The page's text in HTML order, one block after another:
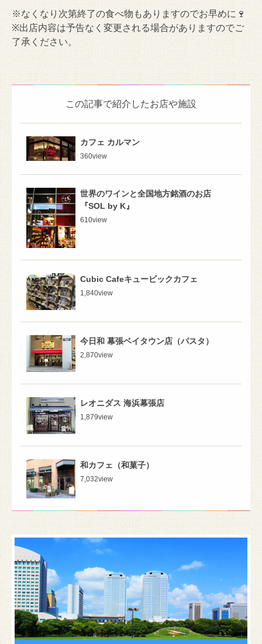
※なくなり次第終了の食べ物もありますのでお早めに🍷
※出店内容は予告なく変更される場合がありますのでご
了承ください。
この記事で紹介したお店や施設
カフェ カルマン
360view
世界のワインと全国地方銘酒のお店
『SOL by K』
610view
Cubic Cafeキュービックカフェ
1,840view
今日和 幕張ベイタウン店（パスタ）
2,870view
レオニダス 海浜幕張店
1,879view
和カフェ（和菓子）
7,032view